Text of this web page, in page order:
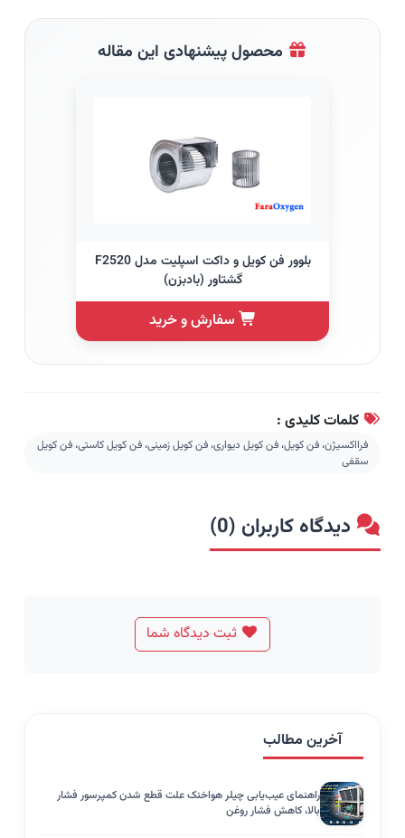
آخرین مطالب
راهنمای عیب‌یابی چیلر هواخنک علت قطع شدن کمپرسور فشار
بالا، کاهش فشار روغن
محصول پیشنهادی این مقاله
بلوور فن کویل و داکت اسپلیت مدل F2520
گشتاور (بادبزن)
سفارش و خرید
کلمات کلیدی :
فرااکسیژن، فن کویل، فن کویل دیواری، فن کویل زمینی، فن کویل کاستی، فن کویل
سقفی
دیدگاه کاربران (0)
ثبت دیدگاه شما